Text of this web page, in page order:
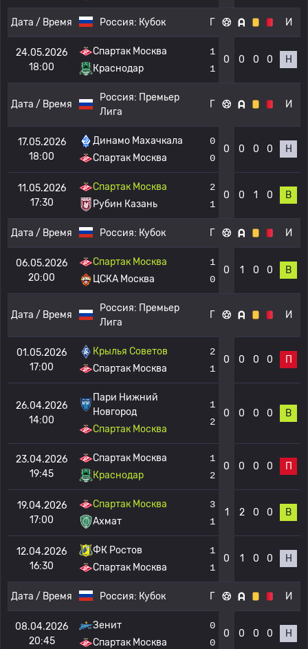
Дата / Время Россия: Кубок Г И
24.05.2026
18:00
Спартак Москва
Краснодар
1
1
0 0 0 0 Н
Дата / Время
Россия: Премьер
Лига
Г И
17.05.2026
18:00
Динамо Махачкала
Спартак Москва
0
0
0 0 0 0 Н
11.05.2026
17:30
Спартак Москва
Рубин Казань
2
1
0 0 1 0 В
Дата / Время Россия: Кубок Г И
06.05.2026
20:00
Спартак Москва
ЦСКА Москва
1
0
0 1 0 0 В
Дата / Время
Россия: Премьер
Лига
Г И
01.05.2026
17:00
Крылья Советов
Спартак Москва
2
1
0 0 0 0 П
26.04.2026
14:00
Пари Нижний
Новгород
Спартак Москва
1
2
0 0 0 0 В
23.04.2026
19:45
Спартак Москва
Краснодар
1
2
0 0 0 0 П
19.04.2026
17:00
Спартак Москва
Ахмат
3
1
1 2 0 0 В
12.04.2026
16:30
ФК Ростов
Спартак Москва
1
1
0 1 0 0 Н
Дата / Время Россия: Кубок Г И
08.04.2026
20:45
Зенит
Спартак Москва
0
0
0 0 0 0 Н